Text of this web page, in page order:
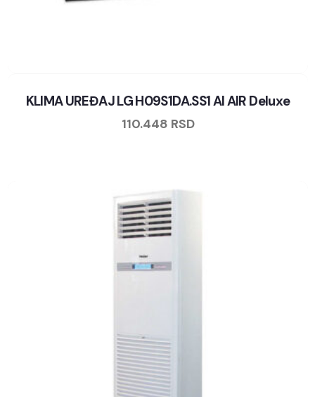
KLIMA UREĐAJ LG H09S1DA.SS1 AI AIR Deluxe
110.448 RSD